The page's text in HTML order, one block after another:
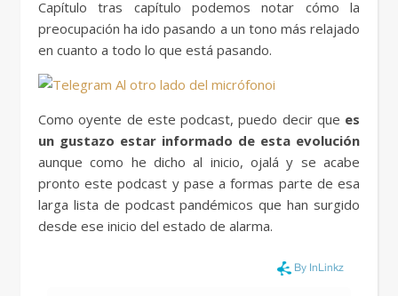
Capítulo tras capítulo podemos notar cómo la
preocupación ha ido pasando a un tono más relajado
en cuanto a todo lo que está pasando.
Como oyente de este podcast, puedo decir que es
un gustazo estar informado de esta evolución
aunque como he dicho al inicio, ojalá y se acabe
pronto este podcast y pase a formas parte de esa
larga lista de podcast pandémicos que han surgido
desde ese inicio del estado de alarma.